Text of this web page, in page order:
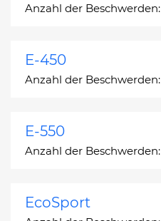
Anzahl der Beschwerden:
E-450
Anzahl der Beschwerden:
E-550
Anzahl der Beschwerden:
EcoSport